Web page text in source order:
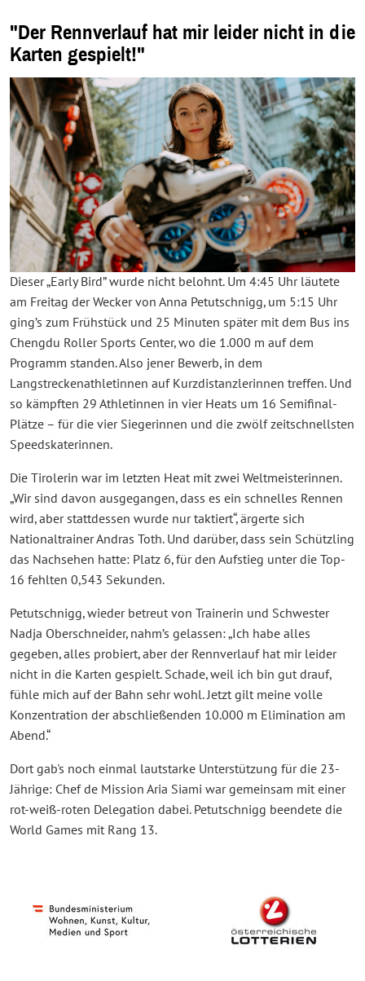
"Der Rennverlauf hat mir leider nicht in die
Karten gespielt!"
Dieser „Early Bird” wurde nicht belohnt. Um 4:45 Uhr läutete
am Freitag der Wecker von Anna Petutschnigg, um 5:15 Uhr
ging’s zum Frühstück und 25 Minuten später mit dem Bus ins
Chengdu Roller Sports Center, wo die 1.000 m auf dem
Programm standen. Also jener Bewerb, in dem
Langstreckenathletinnen auf Kurzdistanzlerinnen treffen. Und
so kämpften 29 Athletinnen in vier Heats um 16 Semifinal-
Plätze – für die vier Siegerinnen und die zwölf zeitschnellsten
Speedskaterinnen.
Die Tirolerin war im letzten Heat mit zwei Weltmeisterinnen.
„Wir sind davon ausgegangen, dass es ein schnelles Rennen
wird, aber stattdessen wurde nur taktiert“, ärgerte sich
Nationaltrainer Andras Toth. Und darüber, dass sein Schützling
das Nachsehen hatte: Platz 6, für den Aufstieg unter die Top-
16 fehlten 0,543 Sekunden.
Petutschnigg, wieder betreut von Trainerin und Schwester
Nadja Oberschneider, nahm’s gelassen: „Ich habe alles
gegeben, alles probiert, aber der Rennverlauf hat mir leider
nicht in die Karten gespielt. Schade, weil ich bin gut drauf,
fühle mich auf der Bahn sehr wohl. Jetzt gilt meine volle
Konzentration der abschließenden 10.000 m Elimination am
Abend.“
Dort gab's noch einmal lautstarke Unterstützung für die 23-
Jährige: Chef de Mission Aria Siami war gemeinsam mit einer
rot-weiß-roten Delegation dabei. Petutschnigg beendete die
World Games mit Rang 13.